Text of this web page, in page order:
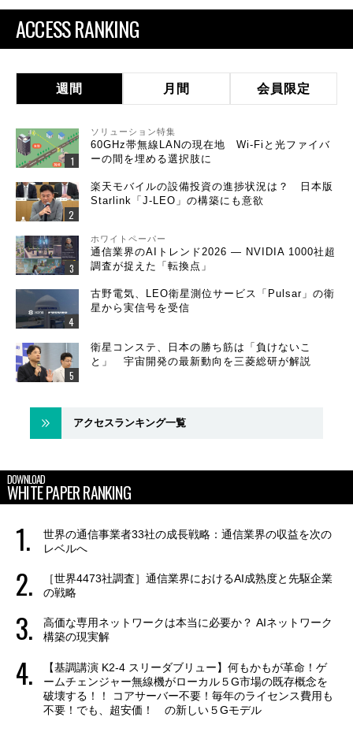
ACCESS RANKING
週間 月間 会員限定
ソリューション特集
60GHz帯無線LANの現在地 Wi-Fiと光ファイバ
ーの間を埋める選択肢に
楽天モバイルの設備投資の進捗状況は？ 日本版
Starlink「J-LEO」の構築にも意欲
ホワイトペーパー
通信業界のAIトレンド2026 ― NVIDIA 1000社超
調査が捉えた「転換点」
古野電気、LEO衛星測位サービス「Pulsar」の衛
星から実信号を受信
衛星コンステ、日本の勝ち筋は「負けないこ
と」 宇宙開発の最新動向を三菱総研が解説
アクセスランキング一覧
DOWNLOAD
WHITE PAPER RANKING
世界の通信事業者33社の成長戦略：通信業界の収益を次の
レベルへ
［世界4473社調査］通信業界におけるAI成熟度と先駆企業
の戦略
高価な専用ネットワークは本当に必要か？ AIネットワーク
構築の現実解
【基調講演 K2-4 スリーダブリュー】何もかもが革命！ゲ
ームチェンジャー無線機がローカル５G市場の既存概念を
破壊する！！ コアサーバー不要！毎年のライセンス費用も
不要！でも、超安価！ の新しい５Gモデル